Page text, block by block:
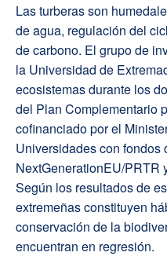
Las turberas son
de agua, regulación del
de carbono. El grupo de
la Universidad de
ecosistemas durante los
del Plan Complementario
cofinanciado por el
Universidades con fondos
NextGenerationEU/PRTR
Según los resultados de
extremeñas constituyen
conservación de la
encuentran en regresión.